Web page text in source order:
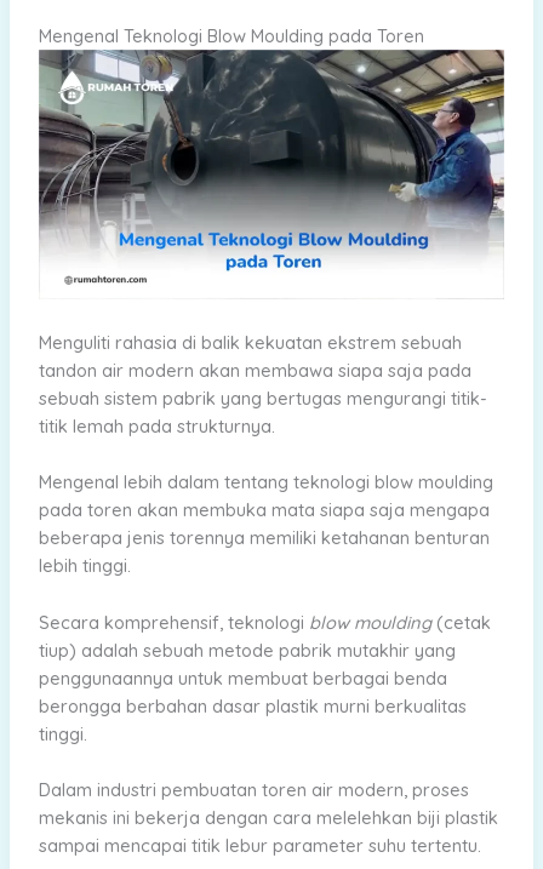
Mengenal Teknologi Blow Moulding pada Toren
Menguliti rahasia di balik kekuatan ekstrem sebuah
tandon air modern akan membawa siapa saja pada
sebuah sistem pabrik yang bertugas mengurangi titik-
titik lemah pada strukturnya.
Mengenal lebih dalam tentang teknologi blow moulding
pada toren akan membuka mata siapa saja mengapa
beberapa jenis torennya memiliki ketahanan benturan
lebih tinggi.
Secara komprehensif, teknologi blow moulding(cetak
tiup) adalah sebuah metode pabrik mutakhir yang
penggunaannya untuk membuat berbagai benda
berongga berbahan dasar plastik murni berkualitas
tinggi.
Dalam industri pembuatan toren air modern, proses
mekanis ini bekerja dengan cara melelehkan biji plastik
sampai mencapai titik lebur parameter suhu tertentu.